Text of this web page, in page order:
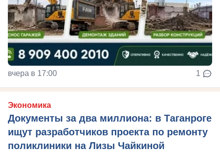
вчера в 17:00 1
Экономика
Документы за два миллиона: в Таганроге
ищут разработчиков проекта по ремонту
поликлиники на Лизы Чайкиной